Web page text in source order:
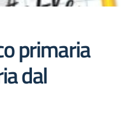
primaria
dal